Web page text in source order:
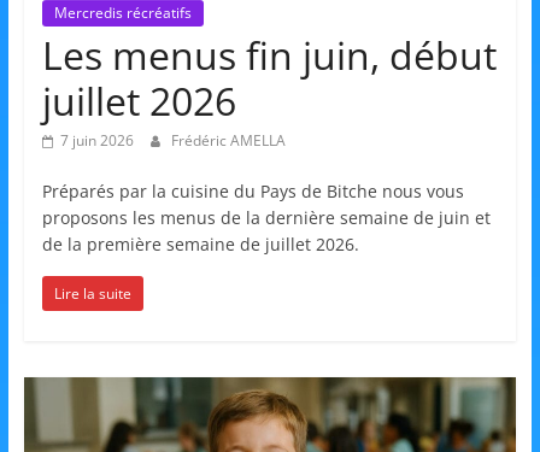
Stiring-
o
i
,
é
Mercredis récréatifs
Les menus fin juin, début
juillet 2026
7 juin 2026 Frédéric AMELLA
Préparés par la cuisine du Pays de Bitche nous vous
proposons les menus de la dernière semaine de juin et
de la première semaine de juillet 2026.
Lire la suite